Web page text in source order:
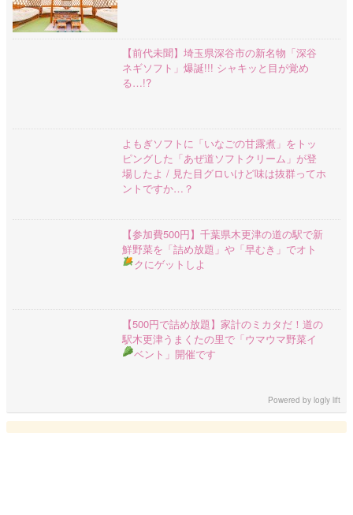
【前代未聞】埼玉県深谷市の新名物「深谷
ネギソフト」爆誕!!! シャキッと目が覚め
る…!?
よもぎソフトに「いなごの甘露煮」をトッ
ピングした「あぜ道ソフトクリーム」が登
場したよ / 見た目グロいけど味は抜群ってホ
ントですか…？
【参加費500円】千葉県木更津の道の駅で新
鮮野菜を「詰め放題」や「早むき」でオト
クにゲットしよ
【500円で詰め放題】家計のミカタだ！道の
駅木更津うまくたの里で「ウマウマ野菜イ
ベント」開催です
Powered bylogly lift